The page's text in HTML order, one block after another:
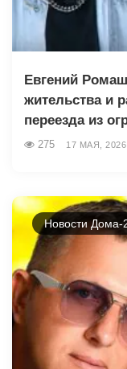
Евгений
жительства и
переезда из
275 17 МАЯ, 2026
Новости Дома-